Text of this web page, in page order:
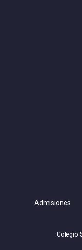
Admisiones
Colegio